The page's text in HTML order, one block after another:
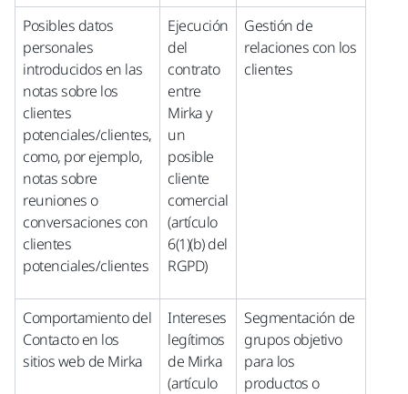
Posibles datos
personales
introducidos en las
notas sobre los
clientes
potenciales/clientes,
como, por ejemplo,
notas sobre
reuniones o
conversaciones con
clientes
potenciales/clientes
Ejecución
del
contrato
entre
Mirka y
un
posible
cliente
comercial
(artículo
6(1)(b) del
RGPD)
Gestión de
relaciones con los
clientes
Comportamiento del
Contacto en los
sitios web de Mirka
Intereses
legítimos
de Mirka
(artículo
Segmentación de
grupos objetivo
para los
productos o